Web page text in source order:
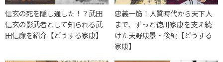
信玄の死を隠し通した！？武田
信玄の影武者として知られる武
田信廉を紹介【どうする家康】
忠義一筋！人質時代から天下人
まで、ずっと徳川家康を支え続
けた天野康景・後編【どうする
家康】